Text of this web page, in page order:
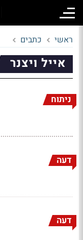
ראשי כתבים
אייל ויצנר
ניתוח
דעה
דעה